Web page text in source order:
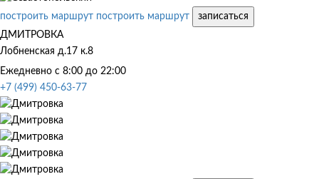
построить маршрут построить маршрут
записаться
ДМИТРОВКА
Лобненская д.17 к.8
Ежедневно с 8:00 до 22:00
+7 (499) 450-63-77